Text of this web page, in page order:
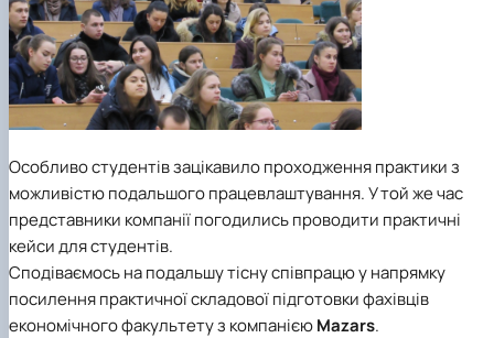
Особливо студентів зацікавило проходження практики з
можливістю подальшого працевлаштування. У той же час
представники компанії погодились проводити практичні
кейси для студентів.
Сподіваємось на подальшу тісну співпрацю у напрямку
посилення практичної складової підготовки фахівців
економічного факультету з компанієюMazars.